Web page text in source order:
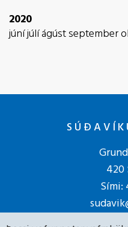
2020
júníjúlíágústseptember
420
Sími: